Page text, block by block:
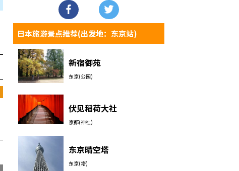
日本旅游景点推荐(出发地：东京站)
新宿御苑
东京(公园)
伏见稻荷大社
京都(神社)
东京晴空塔
东京(塔)